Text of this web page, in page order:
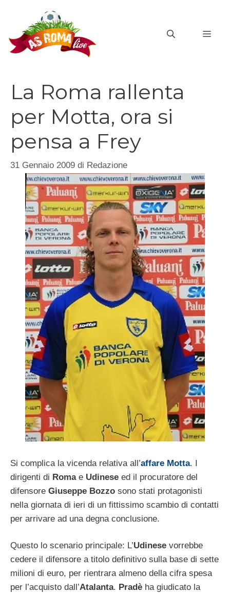
contenuto
La Roma rallenta
per Motta, ora si
pensa a Frey
31 Gennaio 2009 di Redazione
Si complica la vicenda relativa all’affare Motta. I
dirigenti di Romae Udinese ed il procuratore del
difensore Giuseppe Bozzo sono stati protagonisti
nella giornata di ieri di un fittissimo scambio di contatti
per arrivare ad una degna conclusione.
Questo lo scenario principale: L’Udinese vorrebbe
cedere il difensore a titolo definitivo sulla base di sette
milioni di euro, per rientrara almeno della cifra spesa
per l’acquisto dall’Atalanta. Pradè ha giudicato la